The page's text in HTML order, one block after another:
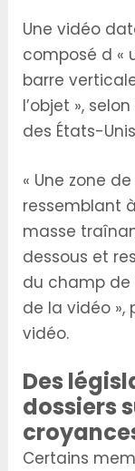
Une vidéo
composé d «
barre
l’objet »,
des États-
« Une zone
ressemblant
masse
dessous et
du champ
de la vidéo »,
vidéo.
Des
dossiers
Certains